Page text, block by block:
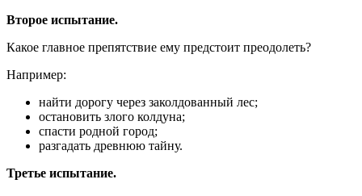
Второе испытание.
Какое главное препятствие ему предстоит преодолеть?
Например:
найти дорогу через заколдованный лес;
остановить злого колдуна;
спасти родной город;
разгадать древнюю тайну.
Третье испытание.